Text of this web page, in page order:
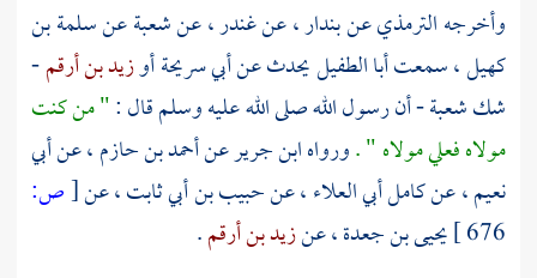
وأخرجهالترمذيعنبندار، عنغندر، عنشعبةعنسلمة بن
كهيل، سمعتأبا الطفيليحدث عنأبي سريحةأوزيد بن أرقم-
شكشعبة- أن رسول الله صلى الله عليه وسلم قال :" من كنت
مولاهفعليمولاه " .ورواهابن جريرعنأحمد بن حازم، عنأبي
نعيم، عنكامل أبي العلاء، عنحبيب بن أبي ثابت، عن[ص:
676 ] يحيى بن جعدة، عنزيد بن أرقم.